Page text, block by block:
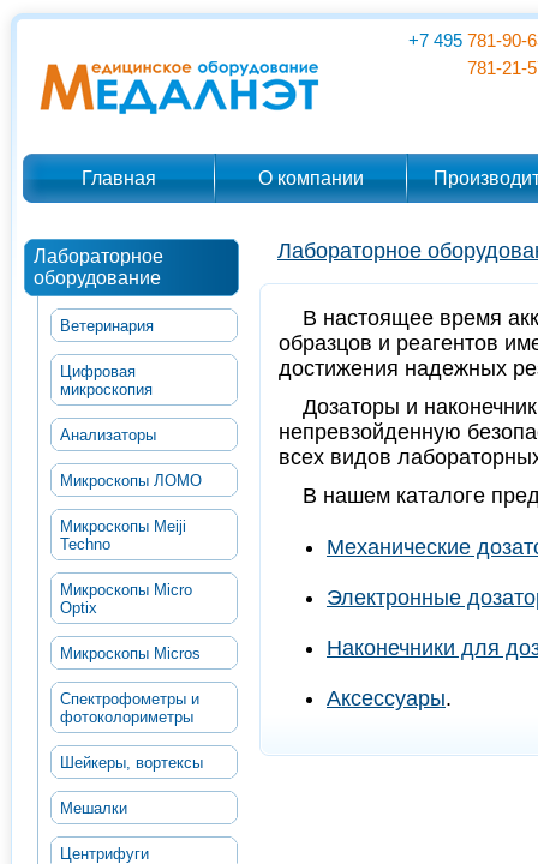
+7 495 781-90-
781-21-
Главная О компании
Лабораторное
оборудование
Ветеринария
Цифровая
микроскопия
Анализаторы
Микроскопы ЛОМО
Микроскопы Meiji
Techno
Микроскопы Micro
Optix
Микроскопы Micros
Спектрофометры и
фотоколориметры
Шейкеры, вортексы
Мешалки
Центрифуги
Лабораторное
В настоящее время
образцов и реагентов
достижения надежных
Дозаторы и
непревзойденную
всех видов
В нашем каталоге
Механические
Электронные
Наконечники для
Аксессуары.